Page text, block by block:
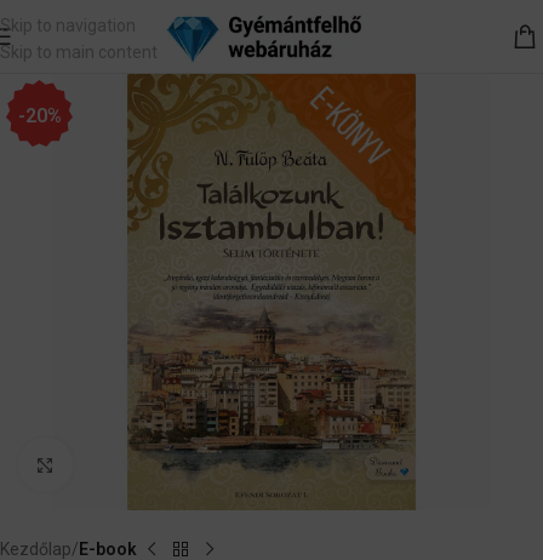
Skip to navigation
Skip to main content
-20%
Kezdőlap E-book